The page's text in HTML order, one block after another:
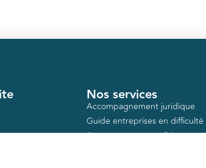
Nos services
Accompagnement juridique
Guide entreprises en difficulté
Accompagnement dirigeant